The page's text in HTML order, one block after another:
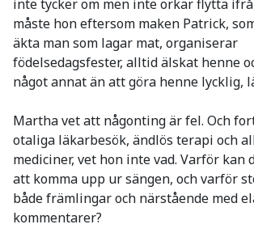
inte tycker om men inte orkar flytta
måste hon eftersom maken Patrick,
äkta man som lagar mat, organiserar
födelsedagsfester, alltid älskat henne
något annat än att göra henne lycklig,
Martha vet att någonting är fel. Och
otaliga läkarbesök, ändlös terapi och
mediciner, vet hon inte vad. Varför kan
att komma upp ur sängen, och varför
både främlingar och närstående med
kommentarer?